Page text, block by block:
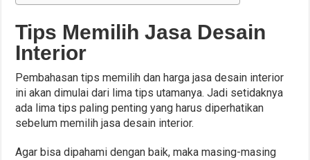
Tips Memilih Jasa Desain
Interior
Pembahasan tips memilih dan harga jasa desain interior
ini akan dimulai dari lima tips utamanya. Jadi setidaknya
ada lima tips paling penting yang harus diperhatikan
sebelum memilih jasa desain interior.
Agar bisa dipahami dengan baik, maka masing-masing